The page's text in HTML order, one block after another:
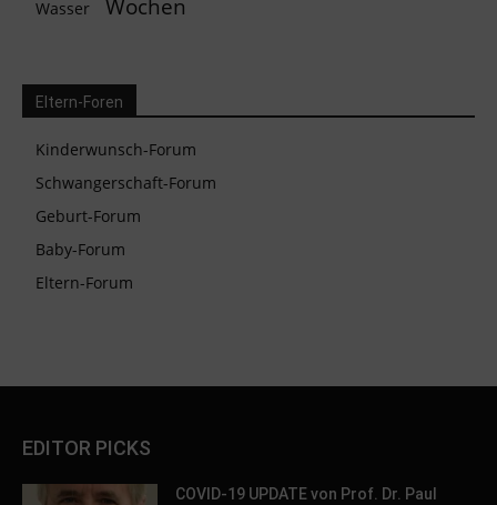
Wasser Wochen
Eltern-Foren
Kinderwunsch-Forum
Schwangerschaft-Forum
Geburt-Forum
Baby-Forum
Eltern-Forum
EDITOR PICKS
COVID-19 UPDATE von Prof. Dr. Paul